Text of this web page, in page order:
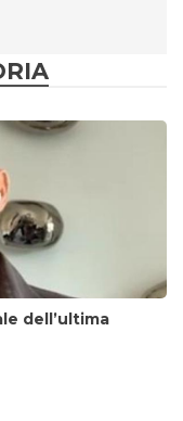
dell’ultima